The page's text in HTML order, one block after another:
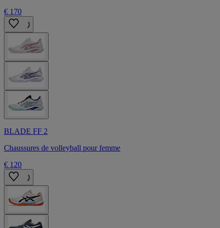
€ 170
BLADE FF 2
Chaussures de volleyball pour femme
€ 120